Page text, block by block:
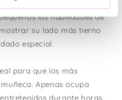
y vivirlo con más intensidad;
las habilidades de
su lado más tierno
especial.
para que los más
Apenas ocupa
durante horas.